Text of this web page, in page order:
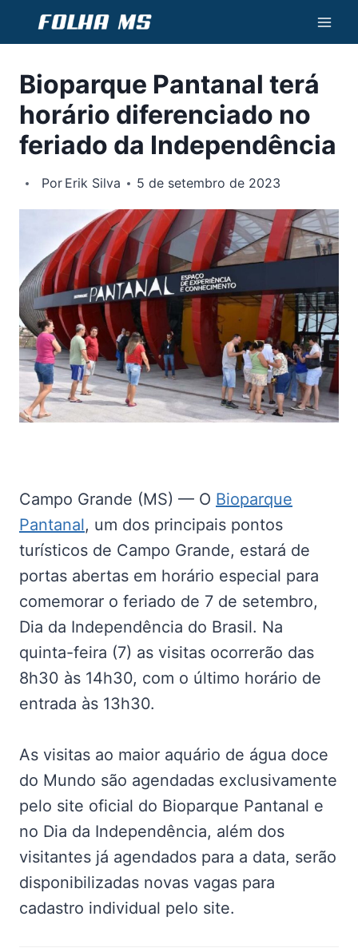
Conteúdo
Bioparque Pantanal terá
horário diferenciado no
feriado da Independência
Por Erik Silva 5 de setembro de 2023
Campo Grande (MS) — O Bioparque
Pantanal, um dos principais pontos
turísticos de Campo Grande, estará de
portas abertas em horário especial para
comemorar o feriado de 7 de setembro,
Dia da Independência do Brasil. Na
quinta-feira (7) as visitas ocorrerão das
8h30 às 14h30, com o último horário de
entrada às 13h30.
As visitas ao maior aquário de água doce
do Mundo são agendadas exclusivamente
pelo site oficial do Bioparque Pantanal e
no Dia da Independência, além dos
visitantes já agendados para a data, serão
disponibilizadas novas vagas para
cadastro individual pelo site.